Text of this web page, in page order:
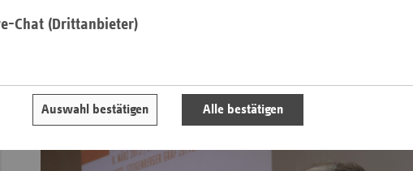
Chat (Drittanbieter)
Auswahl bestätigen Alle bestätigen